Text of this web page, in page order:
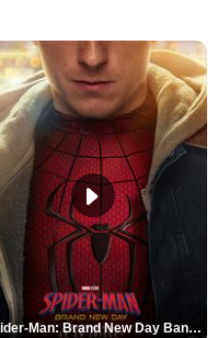
Spider-Man: Brand New Day Bande-annonce VO STFR